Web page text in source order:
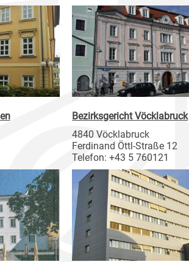
Bezirksgericht Vöcklabruck
4840 Vöcklabruck
Ferdinand Öttl-Straße 12
Telefon: +43 5 760121